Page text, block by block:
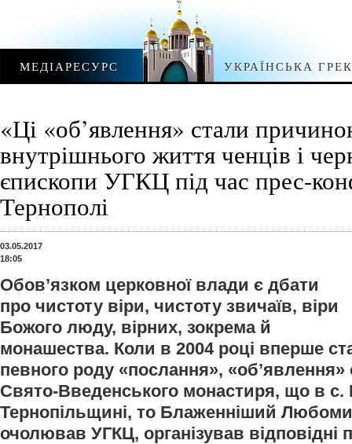
МЕДІАРЕСУРС УКРАЇНСЬКА
«Ці «об’явлення» стали
внутрішнього життя ченців і
єпископи УГКЦ під час прес-
Тернополі
03.05.2017
18:05
Обов’язком церковної влади є дбати
про чистоту віри, чистоту звичаїв, віри
Божого люду, вірних, зокрема й
монашества. Коли в 2004 році вперше
певного роду «послання», «об’явлення»
Свято-Введенського монастиря, що в с.
Тернопільщині, то Блаженніший
очолював УГКЦ, організував відповідні